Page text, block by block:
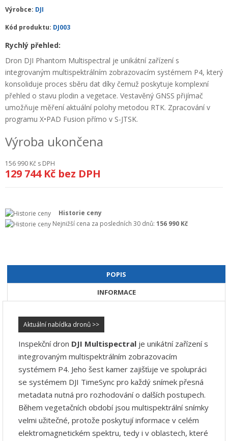
ARCHIV PŘÍSTROJŮ
PŘÍSLUŠENSTVÍ K PŘÍSTROJŮM
+
MĚŘÍCÍ PŘÍSTROJE SE SLEVOU
NIVELACE MINIBAGRŮ A RYPADEL
GEODETICKÝ A CAD SOFTWARE
SERVIS A KALIBRACE
INDIVIDUÁLNÍ PORADENSTVÍ
Výrobce: DJI
Kód produktu: DJ003
Rychlý přehled:
Dron DJI Phantom Multispectral je unikátní zařízení s
integrovaným multispektrálním zobrazovacím systémem P4, který
konsoliduje proces sběru dat díky čemuž poskytuje komplexní
přehled o stavu plodin a vegetace. Vestavěný GNSS přijímač
umožňuje měření aktuální polohy metodou RTK. Zpracování v
programu X•PAD Fusion přímo v S-JTSK.
Výroba ukončena
156 990 Kč s DPH
129 744 Kč bez DPH
Historie ceny
Nejnižší cena za posledních 30 dnů: 156 990 Kč
POPIS
INFORMACE
Aktuální nabídka dronů >>
Inspekční dron DJI Multispectral je unikátní zařízení s
integrovaným multispektrálním zobrazovacím
systémem P4. Jeho šest kamer zajišťuje ve spolupráci
se systémem DJI TimeSync pro každý snímek přesná
metadata nutná pro rozhodování o dalších postupech.
Během vegetačních období jsou multispektrální snímky
velmi užitečné, protože poskytují informace v celém
elektromagnetickém spektru, tedy i v oblastech, které